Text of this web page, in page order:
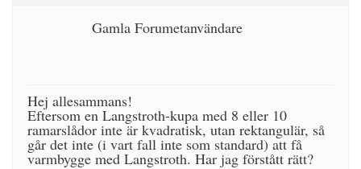
Gamla Forumetanvändare
Hej allesammans!
Eftersom en Langstroth-kupa med 8 eller 10
ramarslådor inte är kvadratisk, utan rektangulär, så
går det inte (i vart fall inte som standard) att få
varmbygge med Langstroth. Har jag förstått rätt?